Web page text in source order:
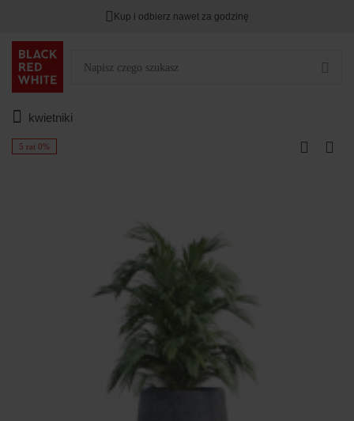
Kup i odbierz nawet za godzinę
kwietniki
5 rat 0%